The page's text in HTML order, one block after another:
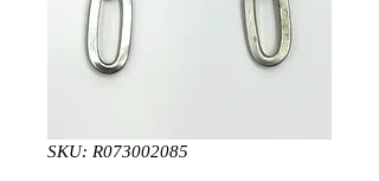
SKU: R073002085